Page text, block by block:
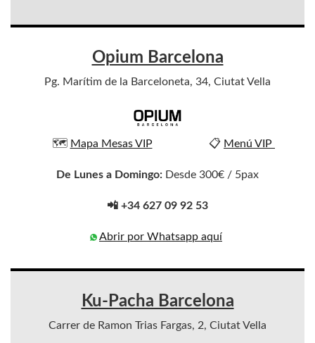
Opium Barcelona
Pg. Marítim de la Barceloneta, 34, Ciutat Vella
🗺️ Mapa Mesas VIP 📋 Menú VIP
De Lunes a Domingo: Desde 300€ / 5pax
📲 +34 627 09 92 53
Abrir por Whatsapp aquí
Ku-Pacha Barcelona
Carrer de Ramon Trias Fargas, 2, Ciutat Vella